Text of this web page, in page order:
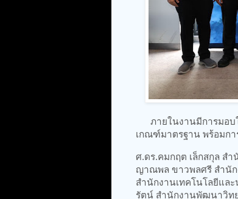
ภายในงานมีการมอบ
เกณฑ์มาตรฐาน พร้อมก
ศ.ดร.คมกฤต เล็กสกุล ส
ญาณพล ขาวพลศรี สำนัก
สำนักงานเทคโนโลยีแล
รัตน์ สำนักงานพัฒนาวิท